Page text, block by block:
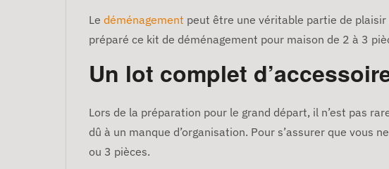
Le déménagement peut être une véritable partie de plaisir
préparé ce kit de déménagement pour maison de 2 à 3
Un lot complet
Lors de la préparation pour le grand départ, il n’est pas
dû à un manque d’organisation. Pour s’assurer que vous
ou 3 pièces.